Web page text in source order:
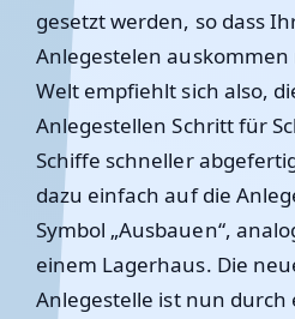
gesetzt werden, so dass
Anlegestelen
Welt empfiehlt sich also,
Anlegestellen Schritt für
Schiffe schneller
dazu einfach auf die
Symbol „Ausbauen“,
einem Lagerhaus. Die
Anlegestelle ist nun